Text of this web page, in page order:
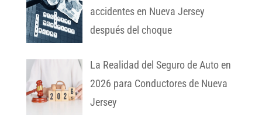
accidentes en Nueva Jersey
después del choque
La Realidad del Seguro de Auto en
2026 para Conductores de Nueva
Jersey